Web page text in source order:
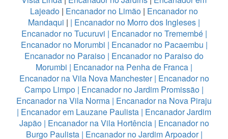
Lajeado | Encanador no Limão | Encanador no
Mandaqui | | Encanador no Morro dos Ingleses |
Encanador no Tucuruvi | Encanador no Tremembé|
Encanador no Morumbi | Encanador no Pacaembu |
Encanador no Paraiso | Encanador no Paraiso do
Morumbi | Encanador na Penha de Franca |
Encanador na Vila Nova Manchester| Encanador no
Campo Limpo | Encanador no Jardim Promissão |
Encanador na Vila Norma | Encanador na Nova Piraju
| Encanador em Lauzane Paulista | Encanador Jardim
Japão| Encanador na Vila Hortência| Encanador no
Burgo Paulista| Encanador no Jardim Arpoador|